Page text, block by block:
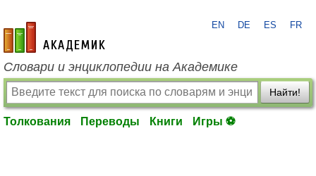
academic.ru
EN DE ES FR
Словари и энциклопедии на Академике
Найти!
Толкования Переводы Книги Игры ⚽